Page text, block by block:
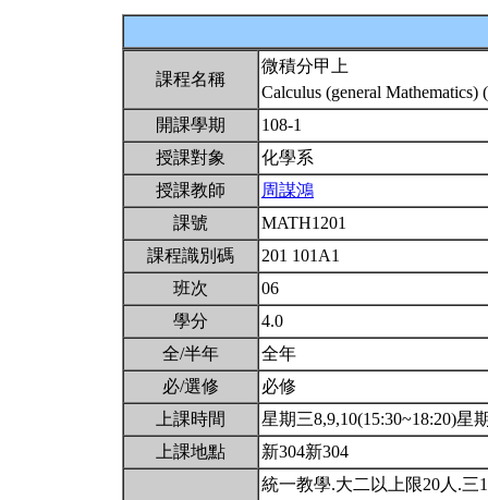
課程名稱
微積分甲上
Calculus (general Mathematics)
開課學期
108-1
授課對象
化學系
授課教師
周謀鴻
課號
MATH1201
課程識別碼
201 101A1
班次
06
學分
4.0
全/半年
全年
必/選修
必修
上課時間
星期三8,9,10(15:30~18:20)星
上課地點
新304新304
統一教學.大二以上限20人.三